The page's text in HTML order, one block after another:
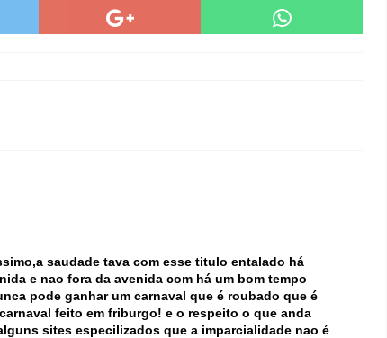
saudade tava com esse titulo entalado há
e nao fora da avenida com há um bom tempo
pode ganhar um carnaval que é roubado que é
feito em friburgo! e o respeito o que anda
sites especilizados que a imparcialidade nao é